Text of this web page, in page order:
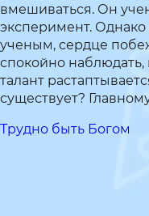
вмешиваться. Он
эксперимент.
ученым, сердце
спокойно наблюдать,
талант
существует?
Трудно быть Богом